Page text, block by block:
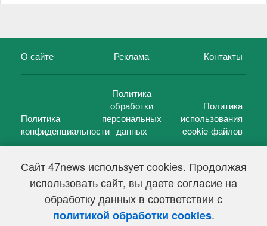
Сайт 47news использует cookies. Продолжая
использовать сайт, вы даете согласие на
обработку данных в соответствии с
политикой обработки cookies.
О сайте Реклама Контакты
Политика
конфиденциальности
Политика
обработки
персональных
данных
Политика
использования
cookie-файлов
47 новостей (47 news)2005 — 2026 г.
Свидетельство о регистрации СМИ Эл № ФС 77-39848, выдано
Федеральной службой по надзору в сфере связи,
информационных технологий и массовых коммуникаций